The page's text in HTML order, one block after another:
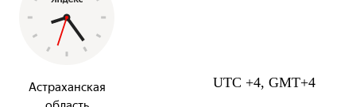
UTC +4, GMT+4